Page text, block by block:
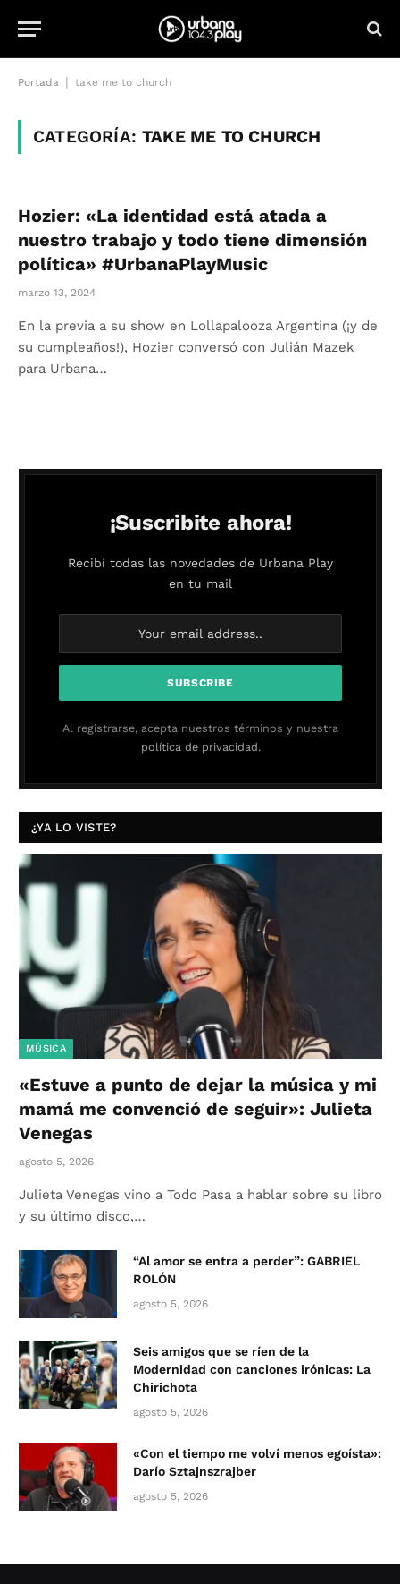
Portada take me to church
CATEGORÍA:TAKE ME TO CHURCH
Hozier: «La identidad está atada a
nuestro trabajo y todo tiene dimensión
política» #UrbanaPlayMusic
marzo 13, 2024
En la previa a su show en Lollapalooza Argentina (¡y de
su cumpleaños!), Hozier conversó con Julián Mazek
para Urbana…
¡Suscribite ahora!
Recibí todas las novedades de Urbana Play
en tu mail
Al registrarse, acepta nuestros términos y nuestra
política de privacidad.
¿YA LO VISTE?
MÚSICA
«Estuve a punto de dejar la música y mi
mamá me convenció de seguir»: Julieta
Venegas
agosto 5, 2026
Julieta Venegas vino a Todo Pasa a hablar sobre su libro
y su último disco,…
“Al amor se entra a perder”: GABRIEL
ROLÓN
agosto 5, 2026
Seis amigos que se ríen de la
Modernidad con canciones irónicas: La
Chirichota
agosto 5, 2026
«Con el tiempo me volví menos egoísta»:
Darío Sztajnszrajber
agosto 5, 2026